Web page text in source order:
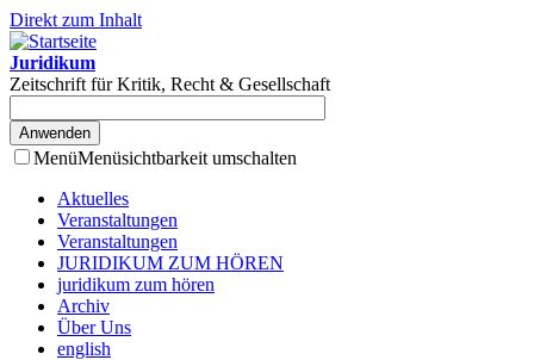
Direkt zum Inhalt
Juridikum
Zeitschrift für Kritik, Recht & Gesellschaft
MenüMenüsichtbarkeit umschalten
Aktuelles
Veranstaltungen
Veranstaltungen
JURIDIKUM ZUM HÖREN
juridikum zum hören
Archiv
Über Uns
english